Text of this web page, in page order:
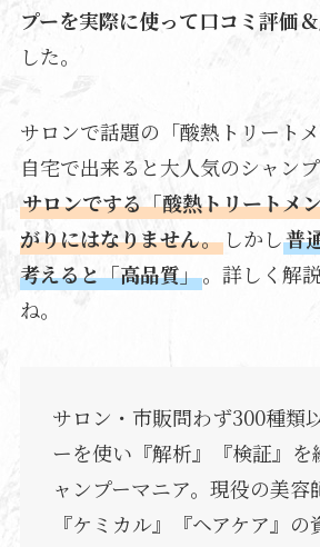
プーを実際に使って口コミ評価
した。
サロンで話題の「酸熱トリート
自宅で出来ると大人気のシャン
サロンでする「酸熱トリートメ
がりにはなりません。しかし普
考えると「高品質」。詳しく解
ね。
サロン・市販問わず300種類
ーを使い『解析』『検証』を
ャンプーマニア。現役の美容
『ケミカル』『ヘアケア』